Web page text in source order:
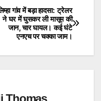
गांव में बड़ा हादसा: ट्रेलर
ने घर में घुसकर ली मासूम की
जान, चार घायल। कई घंटे
एनएच पर चक्का जाम।